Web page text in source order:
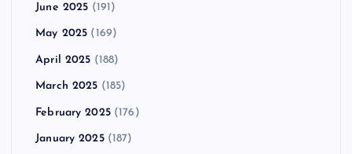
June 2025 (191)
May 2025 (169)
April 2025 (188)
March 2025 (185)
February 2025(176)
January 2025(187)